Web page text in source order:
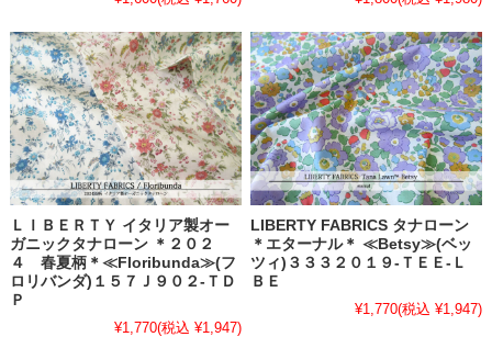
ＬＩＢＥＲＴＹ イタリア製オー
ガニックタナローン ＊２０２
４ 春夏柄＊≪Floribunda≫(フ
ロリバンダ)１５７Ｊ９０２-ＴＤ
Ｐ
¥1,770(税込 ¥1,947)
LIBERTY FABRICS タナローン
＊エターナル＊ ≪Betsy≫(ベッ
ツィ)３３３２０１９-ＴＥＥ-Ｌ
ＢＥ
¥1,770(税込 ¥1,947)